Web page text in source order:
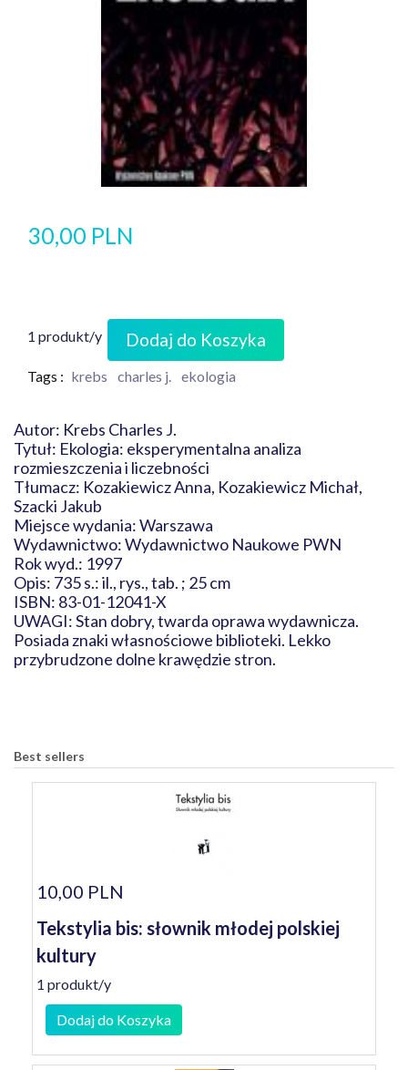
30,00 PLN
1 produkt/y Dodaj do Koszyka
Tags : krebs charles j. ekologia
Autor: Krebs Charles J.
Tytuł: Ekologia: eksperymentalna analiza
rozmieszczenia i liczebności
Tłumacz: Kozakiewicz Anna, Kozakiewicz Michał,
Szacki Jakub
Miejsce wydania: Warszawa
Wydawnictwo: Wydawnictwo Naukowe PWN
Rok wyd.: 1997
Opis: 735 s.: il., rys., tab. ; 25 cm
ISBN: 83-01-12041-X
UWAGI: Stan dobry, twarda oprawa wydawnicza.
Posiada znaki własnościowe biblioteki. Lekko
przybrudzone dolne krawędzie stron.
Best sellers
10,00 PLN
Tekstylia bis: słownik młodej polskiej
kultury
1 produkt/y
Dodaj do Koszyka